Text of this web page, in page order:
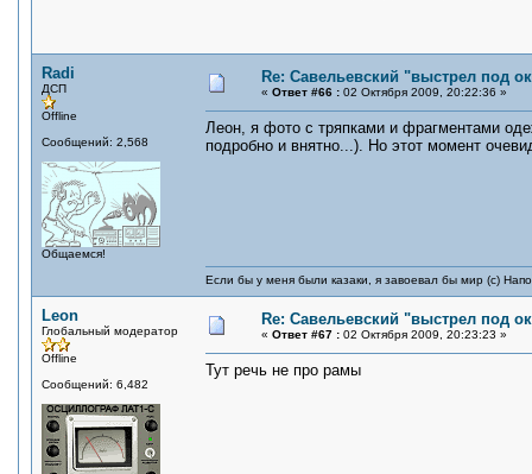
Radi
ДСП
Offline
Сообщений: 2,568
Общаемся!
Re: Савельевский "выстрел под
« Ответ #66 : 02 Октября 2009, 20:22:36 »
Леон, я фото с тряпками и фрагментами
подробно и внятно...). Но этот момент
Если бы у меня были казаки, я завоевал бы мир (с)
Leon
Глобальный модератор
Offline
Сообщений: 6,482
Re: Савельевский "выстрел под
« Ответ #67 : 02 Октября 2009, 20:23:23 »
Тут речь не про рамы